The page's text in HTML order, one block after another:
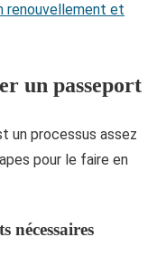
renouvellement et
un passeport
un processus assez
pour le faire en
nécessaires